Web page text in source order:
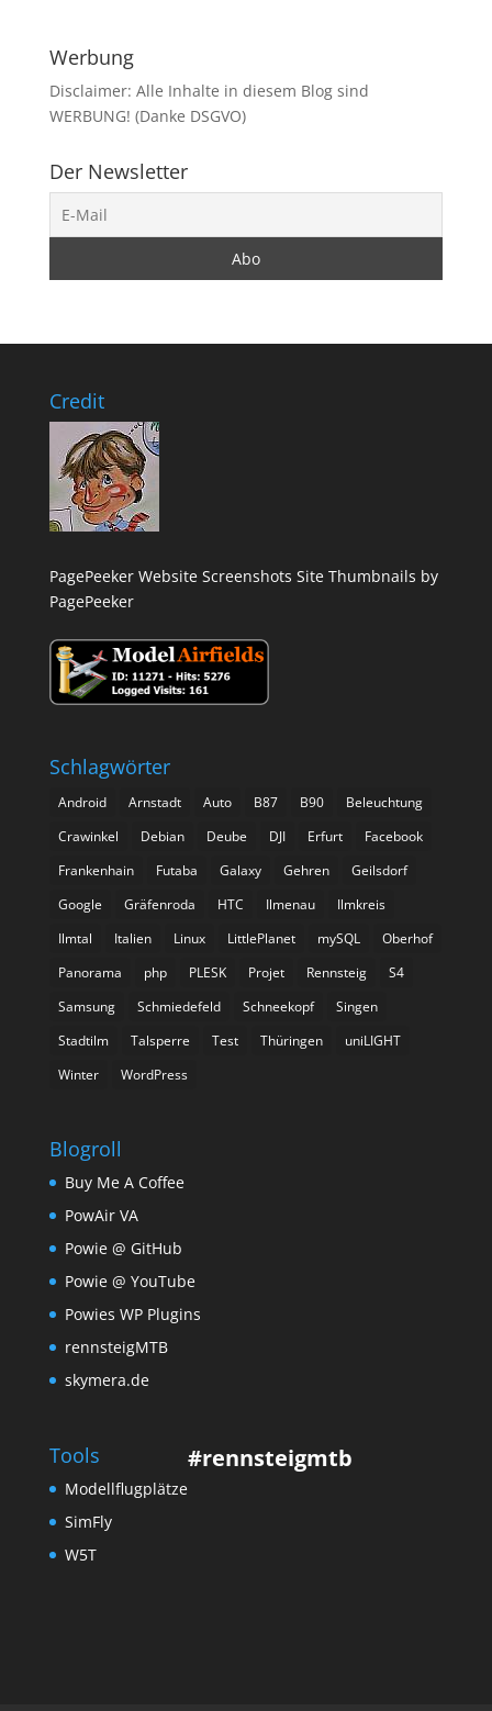
Werbung
Disclaimer: Alle Inhalte in diesem Blog sind
WERBUNG! (Danke DSGVO)
Der Newsletter
Credit
PagePeeker Website Screenshots Site Thumbnails by
PagePeeker
Schlagwörter
Android Arnstadt Auto B87 B90
Beleuchtung
Crawinkel
Debian Deube DJI Erfurt
Facebook
Frankenhain
Futaba Galaxy Gehren
Geilsdorf
Google
Gräfenroda HTC Ilmenau
Ilmkreis
Ilmtal
Italien Linux LittlePlanet mySQL
Oberhof
Panorama
php PLESK Projet Rennsteig
S4
Samsung
Schmiedefeld Schneekopf
Singen
Stadtilm
Talsperre Test Thüringen
uniLIGHT
Winter
WordPress
Blogroll
Buy Me A Coffee
PowAir VA
Powie @ GitHub
Powie @ YouTube
Powies WP Plugins
rennsteigMTB
skymera.de
Tools
Modellflugplätze
SimFly
W5T
#rennsteigmtb